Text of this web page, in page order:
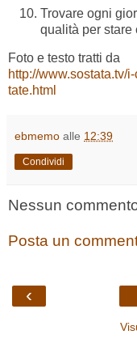
Trovare ogni
qualità per stare
Foto e testo tratti da
http://www.sostata.tv/
tate.html
ebmemo alle 12:39
Condividi
Nessun
Posta un
‹